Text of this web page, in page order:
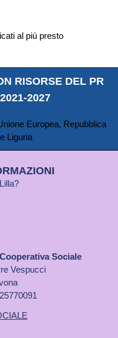
al più presto
RISORSE DEL PR
2027
Sociale
Vespucci